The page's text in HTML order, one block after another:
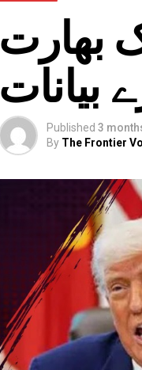
بھارت
بیانات
Published 3
By The Frontier